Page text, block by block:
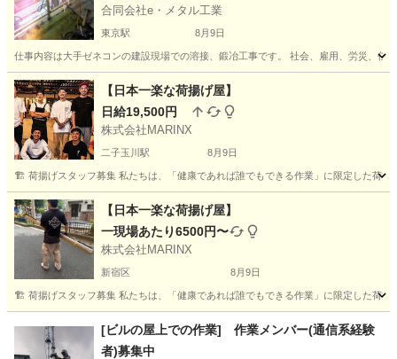
合同会社e・メタル工業
東京駅 8月9日
仕事内容は大手ゼネコンの建設現場での溶接、鍛冶工事です。 社会、雇用、労災、
東京 中央区 東京駅 加工 鍛冶
【日本一楽な荷揚げ屋】
日給19,500円
株式会社MARINX
二子玉川駅 8月9日
🏗️ 荷揚げスタッフ募集 私たちは、「健康であれば誰でもできる作業」に限定した荷
東京 世田谷区 二子玉川駅 その他
【日本一楽な荷揚げ屋】
一現場あたり6500円〜
株式会社MARINX
新宿区 8月9日
🏗️ 荷揚げスタッフ募集 私たちは、「健康であれば誰でもできる作業」に限定した荷
建築 スタッフ
[ビルの屋上での作業] 作業メンバー(通信系経験
者)募集中